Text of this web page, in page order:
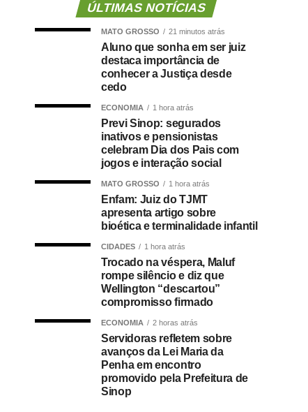
ÚLTIMAS NOTÍCIAS
MATO GROSSO 21 minutos atrás
Aluno que sonha em ser juiz
destaca importância de
conhecer a Justiça desde
cedo
ECONOMIA 1 hora atrás
Previ Sinop: segurados
inativos e pensionistas
celebram Dia dos Pais com
jogos e interação social
MATO GROSSO 1 hora atrás
Enfam: Juiz do TJMT
apresenta artigo sobre
bioética e terminalidade infantil
CIDADES 1 hora atrás
Trocado na véspera, Maluf
rompe silêncio e diz que
Wellington “descartou”
compromisso firmado
ECONOMIA 2 horas atrás
Servidoras refletem sobre
avanços da Lei Maria da
Penha em encontro
promovido pela Prefeitura de
Sinop